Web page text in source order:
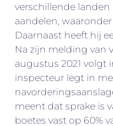
verschillende
aandelen, waaronder
Daarnaast heeft hij
Na zijn melding van
augustus 2021 volgt
inspecteur legt in
meent dat sprake is
boetes vast op 60%